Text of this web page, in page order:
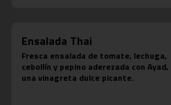
Ensalada Thai
Fresca ensalada de tomate, lechuga,
cebollín y pepino aderezada con Ayad,
una vinagreta dulce picante.